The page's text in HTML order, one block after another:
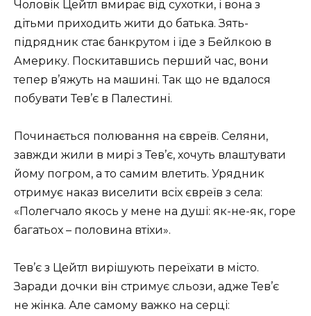
Чоловік Цейтл вмирає від сухотки, і вона з
дітьми приходить жити до батька. Зять-
підрядник стає банкрутом і їде з Бейлкою в ​​
Америку. Поскитавшись перший час, вони
тепер в’яжуть на машині. Так що не вдалося
побувати Тев’є в Палестині.
Починається полювання на євреїв. Селяни,
завжди жили в мирі з Тев’є, хочуть влаштувати
йому погром, а то самим влетить. Урядник
отримує наказ виселити всіх євреїв з села:
«Полегчало якось у мене на душі: як-не-як, горе
багатьох – половина втіхи».
Тев’є з Цейтл вирішують переїхати в місто.
Заради дочки він стримує сльози, адже Тев’є
не жінка. Але самому важко на серці: